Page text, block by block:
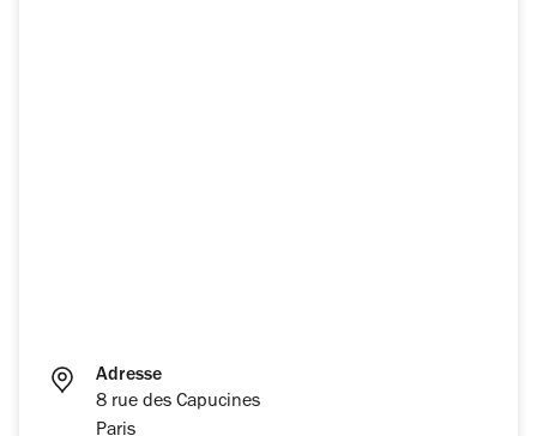
Adresse
8 rue des Capucines
Paris